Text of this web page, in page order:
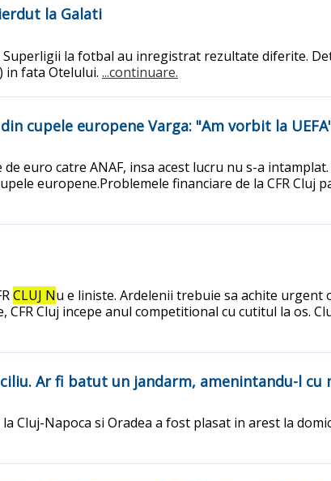
la Galati
la fotbal au inregistrat rezultate diferite.
in fata Otelului. ...continuare.
cupele europene Varga: "Am vorbit la
de euro catre ANAF, insa acest lucru nu s-a
europene.Problemele financiare de la CFR Cluj
CLUJ Nu e liniste. Ardelenii trebuie sa achite
Cluj incepe anul competitional cu cutitul la os.
Ar fi batut un jandarm, amenintandu-l cu
Cluj-Napoca si Oradea a fost plasat in arest la